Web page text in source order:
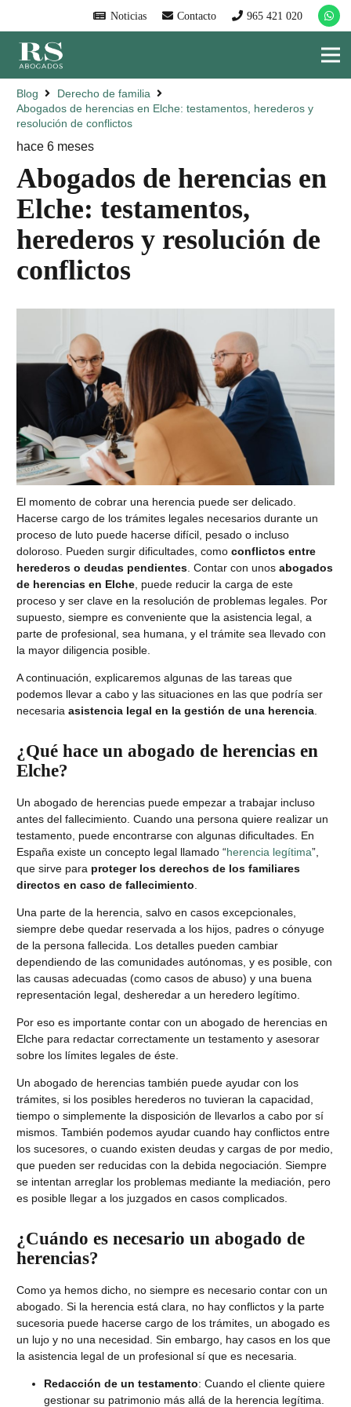
Noticias Contacto 965 421 020
Blog
Derecho de familia
Abogados de herencias en Elche: testamentos, herederos y
resolución de conflictos
hace 6 meses
Abogados de herencias en
Elche: testamentos,
herederos y resolución de
conflictos
El momento de cobrar una herencia puede ser delicado.
Hacerse cargo de los trámites legales necesarios durante un
proceso de luto puede hacerse difícil, pesado o incluso
doloroso. Pueden surgir dificultades, como conflictos entre
herederos o deudas pendientes . Contar con unos abogados
de herencias en Elche , puede reducir la carga de este
proceso y ser clave en la resolución de problemas legales. Por
supuesto, siempre es conveniente que la asistencia legal, a
parte de profesional, sea humana, y el trámite sea llevado con
la mayor diligencia posible.
A continuación, explicaremos algunas de las tareas que
podemos llevar a cabo y las situaciones en las que podría ser
necesaria asistencia legal en la gestión de una herencia
¿Qué hace un abogado de herencias en
Elche?
Un abogado de herencias puede empezar a trabajar incluso
antes del fallecimiento. Cuando una persona quiere realizar un
testamento, puede encontrarse con algunas dificultades. En
España existe un concepto legal llamado “herencia legítima”,
que sirve para proteger los derechos de los familiares
directos en caso de fallecimiento
Una parte de la herencia, salvo en casos excepcionales,
siempre debe quedar reservada a los hijos, padres o cónyuge
de la persona fallecida. Los detalles pueden cambiar
dependiendo de las comunidades autónomas, y es posible, con
las causas adecuadas (como casos de abuso) y una buena
representación legal, desheredar a un heredero legítimo.
Por eso es importante contar con un abogado de herencias en
Elche para redactar correctamente un testamento y asesorar
sobre los límites legales de éste.
Un abogado de herencias también puede ayudar con los
trámites, si los posibles herederos no tuvieran la capacidad,
tiempo o simplemente la disposición de llevarlos a cabo por sí
mismos. También podemos ayudar cuando hay conflictos entre
los sucesores, o cuando existen deudas y cargas de por medio,
que pueden ser reducidas con la debida negociación. Siempre
se intentan arreglar los problemas mediante la mediación, pero
es posible llegar a los juzgados en casos complicados.
¿Cuándo es necesario un abogado de
herencias?
Como ya hemos dicho, no siempre es necesario contar con un
abogado. Si la herencia está clara, no hay conflictos y la parte
sucesoria puede hacerse cargo de los trámites, un abogado es
un lujo y no una necesidad. Sin embargo, hay casos en los que
la asistencia legal de un profesional sí que es necesaria.
Redacción de un testamento: Cuando el cliente quiere
gestionar su patrimonio más allá de la herencia legítima.